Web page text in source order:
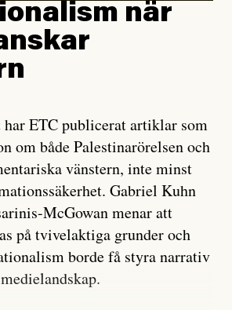
när
har ETC publicerat artiklar som
om både Palestinarörelsen och
vänstern, inte minst
Gabriel Kuhn
McGowan menar att
på tvivelaktiga grunder och
borde få styra narrativ